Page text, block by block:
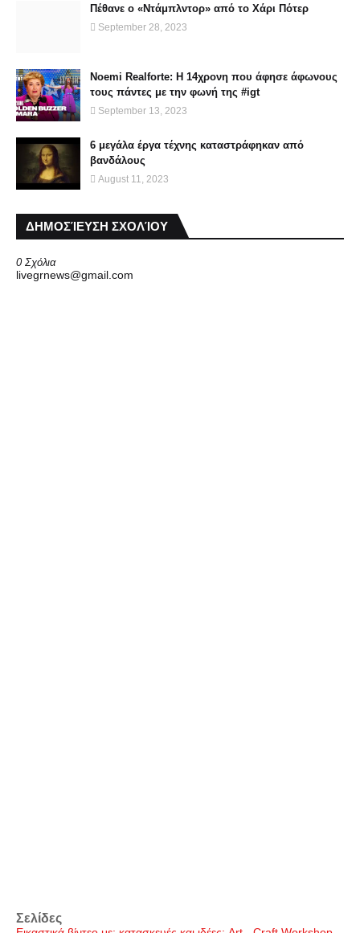
Πέθανε ο «Ντάμπλντορ» από το Χάρι Πότερ
September 28, 2023
Noemi Realforte: Η 14χρονη που άφησε άφωνους
τους πάντες με την φωνή της #igt
September 13, 2023
6 μεγάλα έργα τέχνης καταστράφηκαν από
βανδάλους
August 11, 2023
ΔΗΜΟΣΊΕΥΣΗ ΣΧΟΛΊΟΥ
0 Σχόλια
livegrnews@gmail.com
Σελίδες